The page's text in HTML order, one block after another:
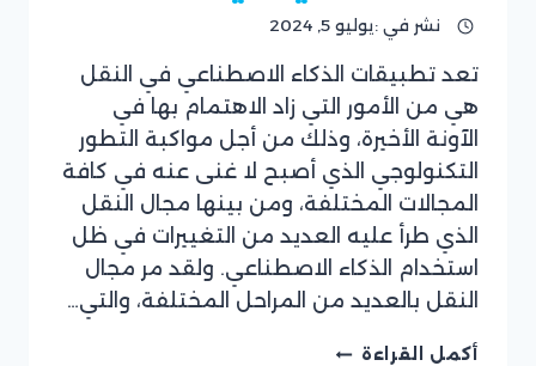
بقلم
فريق
موقع
ريان
سوفت
نشر في :يوليو 5, 2024
تعد تطبيقات الذكاء الاصطناعي في النقل
هي من الأمور التي زاد الاهتمام بها في
الآونة الأخيرة، وذلك من أجل مواكبة التطور
التكنولوجي الذي أصبح لا غنى عنه في كافة
المجالات المختلفة، ومن بينها مجال النقل
الذي طرأ عليه العديد من التغييرات في ظل
استخدام الذكاء الاصطناعي. ولقد مر مجال
النقل بالعديد من المراحل المختلفة، والتي…
أكمل القراءة أمثلة